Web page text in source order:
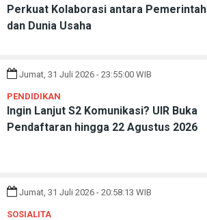
Perkuat Kolaborasi antara Pemerintah
dan Dunia Usaha
Jumat, 31 Juli 2026 - 23:55:00 WIB
PENDIDIKAN
Ingin Lanjut S2 Komunikasi? UIR Buka
Pendaftaran hingga 22 Agustus 2026
Jumat, 31 Juli 2026 - 20:58:13 WIB
SOSIALITA